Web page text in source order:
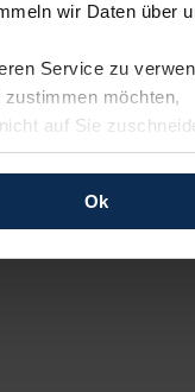
wir Daten über
Service zu
möchten,
auf Sie
jederzeit
Ok